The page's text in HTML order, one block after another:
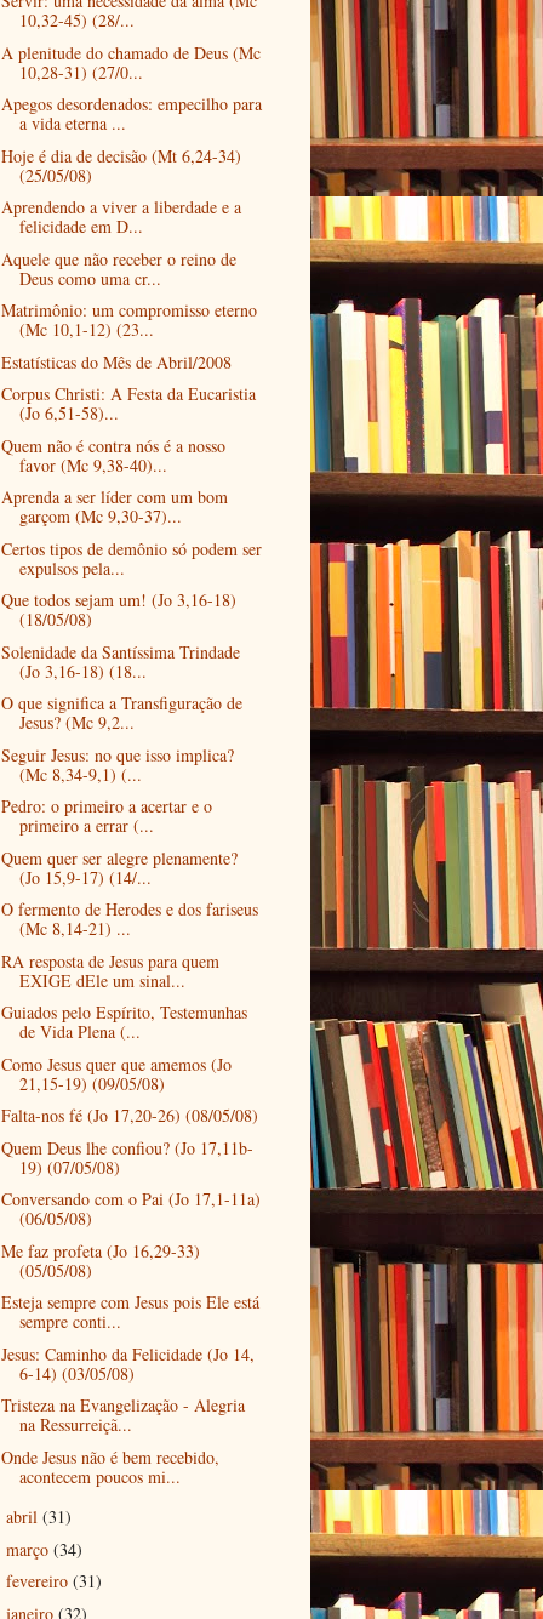
10,32-45) (28/...
A plenitude do chamado de Deus (Mc
10,28-31) (27/0...
Apegos desordenados: empecilho para
a vida eterna ...
Hoje é dia de decisão (Mt 6,24-34)
(25/05/08)
Aprendendo a viver a liberdade e a
felicidade em D...
Aquele que não receber o reino de
Deus como uma cr...
Matrimônio: um compromisso eterno
(Mc 10,1-12) (23...
Estatísticas do Mês de Abril/2008
Corpus Christi: A Festa da Eucaristia
(Jo 6,51-58)...
Quem não é contra nós é a nosso
favor (Mc 9,38-40)...
Aprenda a ser líder com um bom
garçom (Mc 9,30-37)...
Certos tipos de demônio só podem ser
expulsos pela...
Que todos sejam um! (Jo 3,16-18)
(18/05/08)
Solenidade da Santíssima Trindade
(Jo 3,16-18) (18...
O que significa a Transfiguração de
Jesus? (Mc 9,2...
Seguir Jesus: no que isso implica?
(Mc 8,34-9,1) (...
Pedro: o primeiro a acertar e o
primeiro a errar (...
Quem quer ser alegre plenamente?
(Jo 15,9-17) (14/...
O fermento de Herodes e dos fariseus
(Mc 8,14-21) ...
RA resposta de Jesus para quem
EXIGE dEle um sinal...
Guiados pelo Espírito, Testemunhas
de Vida Plena (...
Como Jesus quer que amemos (Jo
21,15-19) (09/05/08)
Falta-nos fé (Jo 17,20-26) (08/05/08)
Quem Deus lhe confiou? (Jo 17,11b-
19) (07/05/08)
Conversando com o Pai (Jo 17,1-11a)
(06/05/08)
Me faz profeta (Jo 16,29-33)
(05/05/08)
Esteja sempre com Jesus pois Ele está
sempre conti...
Jesus: Caminho da Felicidade (Jo 14,
6-14) (03/05/08)
Tristeza na Evangelização - Alegria
na Ressurreiçã...
Onde Jesus não é bem recebido,
acontecem poucos mi...
abril (31)
março (34)
fevereiro (31)
janeiro (32)